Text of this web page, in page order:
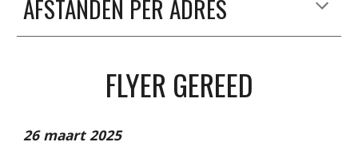
AFSTANDEN PER ADRES
FLYER GEREED
26 maart 2025